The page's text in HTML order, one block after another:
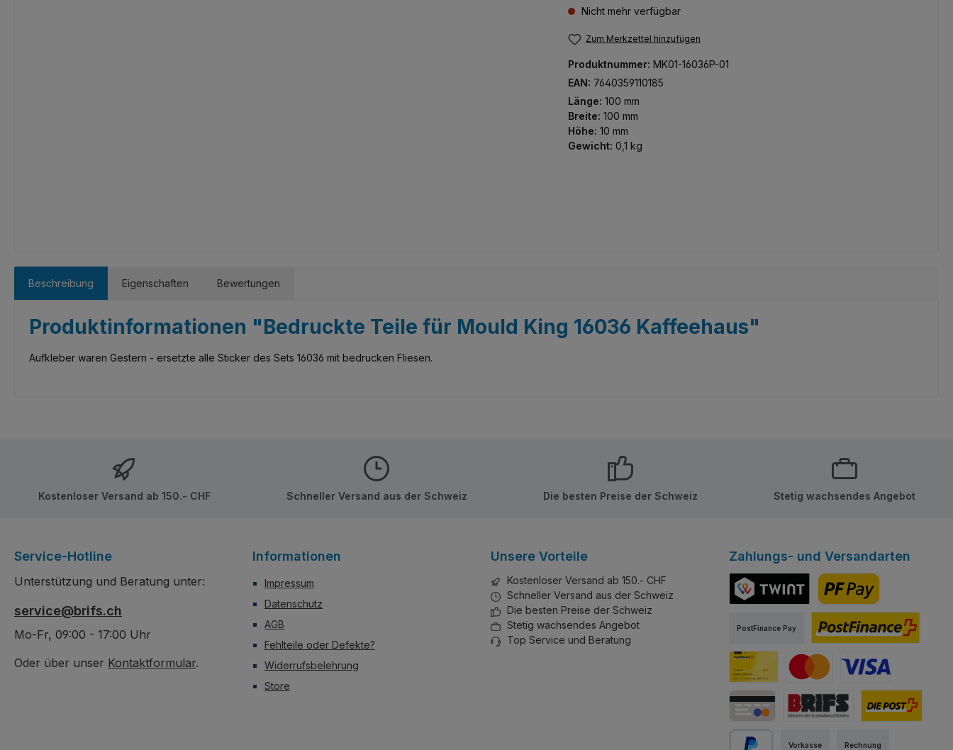
Nicht mehr verfügbar
Zum Merkzettel hinzufügen
Produktnummer: MK01-16036P-01
EAN: 7640359110185
Länge: 100 mm
Breite: 100 mm
Höhe: 10 mm
Gewicht: 0,1 kg
Beschreibung Eigenschaften Bewertungen
Produktinformationen "Bedruckte Teile für Mould King 16036 Kaffeehaus"
Aufkleber waren Gestern - ersetzte alle Sticker des Sets 16036 mit bedrucken Fliesen.
Kostenloser Versand ab 150.- CHF Schneller Versand aus der Schweiz Die besten Preise der Schweiz Stetig wachsendes Angebot
Service-Hotline
Unterstützung und Beratung unter:
service@brifs.ch
Mo-Fr, 09:00 - 17:00 Uhr
Oder über unser Kontaktformular.
Informationen
Impressum
Datenschutz
AGB
Fehlteile oder Defekte?
Widerrufsbelehrung
Store
Unsere Vorteile
Kostenloser Versand ab 150.- CHF
Schneller Versand aus der Schweiz
Die besten Preise der Schweiz
Stetig wachsendes Angebot
Top Service und Beratung
Zahlungs- und Versandarten
PostFinance Pay
PostFinance Pay
Vorkasse Rechnung